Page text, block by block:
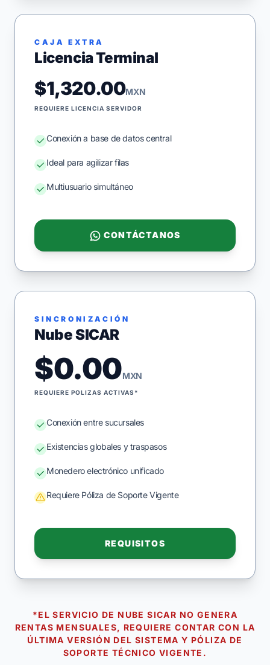
CAJA EXTRA
Licencia Terminal
$1,320.00MXN
REQUIERE LICENCIA SERVIDOR
Conexión a base de datos central
Ideal para agilizar filas
Multiusuario simultáneo
CONTÁCTANOS
SINCRONIZACIÓN
Nube SICAR
$0.00MXN
REQUIERE POLIZAS ACTIVAS*
Conexión entre sucursales
Existencias globales y traspasos
Monedero electrónico unificado
Requiere Póliza de Soporte Vigente
REQUISITOS
*EL SERVICIO DE NUBE SICAR NO GENERA
RENTAS MENSUALES, REQUIERE CONTAR CON LA
ÚLTIMA VERSIÓN DEL SISTEMA Y PÓLIZA DE
SOPORTE TÉCNICO VIGENTE.